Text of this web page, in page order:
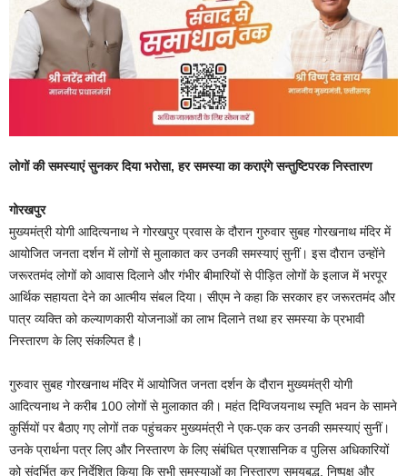
लोगों की समस्याएं सुनकर दिया भरोसा, हर समस्या का कराएंगे सन्तुष्टिपरक निस्तारण
गोरखपुर
मुख्यमंत्री योगी आदित्यनाथ ने गोरखपुर प्रवास के दौरान गुरुवार सुबह गोरखनाथ मंदिर में
आयोजित जनता दर्शन में लोगों से मुलाकात कर उनकी समस्याएं सुनीं। इस दौरान उन्होंने
जरूरतमंद लोगों को आवास दिलाने और गंभीर बीमारियों से पीड़ित लोगों के इलाज में भरपूर
आर्थिक सहायता देने का आत्मीय संबल दिया। सीएम ने कहा कि सरकार हर जरूरतमंद और
पात्र व्यक्ति को कल्याणकारी योजनाओं का लाभ दिलाने तथा हर समस्या के प्रभावी
निस्तारण के लिए संकल्पित है।
गुरुवार सुबह गोरखनाथ मंदिर में आयोजित जनता दर्शन के दौरान मुख्यमंत्री योगी
आदित्यनाथ ने करीब 100 लोगों से मुलाकात की। महंत दिग्विजयनाथ स्मृति भवन के सामने
कुर्सियों पर बैठाए गए लोगों तक पहुंचकर मुख्यमंत्री ने एक-एक कर उनकी समस्याएं सुनीं।
उनके प्रार्थना पत्र लिए और निस्तारण के लिए संबंधित प्रशासनिक व पुलिस अधिकारियों
को संदर्भित कर निर्देशित किया कि सभी समस्याओं का निस्तारण समयबद्ध, निष्पक्ष और